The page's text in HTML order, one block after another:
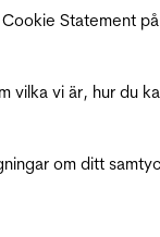
Statement
vilka vi är, hur du
om ditt